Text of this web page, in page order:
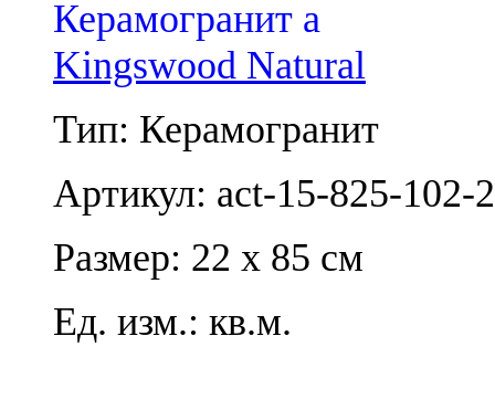
Kingswood Natural
Тип: Керамогранит
Артикул: act-15-825-102-
Размер: 22 x 85 см
Ед. изм.: кв.м.